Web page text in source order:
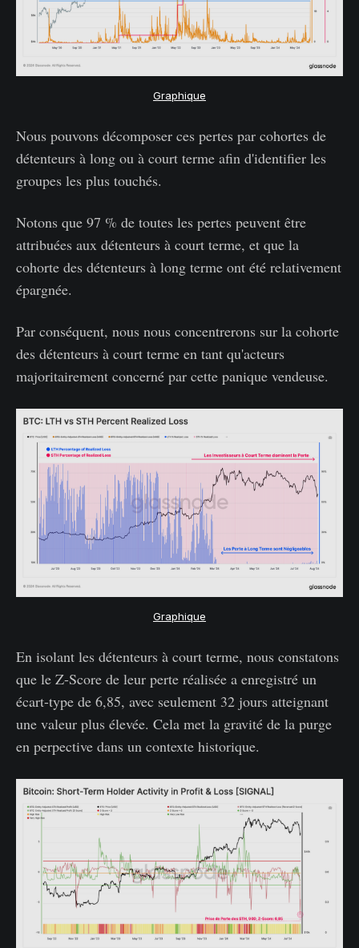
Graphique
Nous pouvons décomposer ces pertes par cohortes de
détenteurs à long ou à court terme afin d'identifier les
groupes les plus touchés.
Notons que 97 % de toutes les pertes peuvent être
attribuées aux détenteurs à court terme, et que la
cohorte des détenteurs à long terme ont été relativement
épargnée.
Par conséquent, nous nous concentrerons sur la cohorte
des détenteurs à court terme en tant qu'acteurs
majoritairement concerné par cette panique vendeuse.
Graphique
En isolant les détenteurs à court terme, nous constatons
que le Z-Score de leur perte réalisée a enregistré un
écart-type de 6,85, avec seulement 32 jours atteignant
une valeur plus élevée. Cela met la gravité de la purge
en perpective dans un contexte historique.